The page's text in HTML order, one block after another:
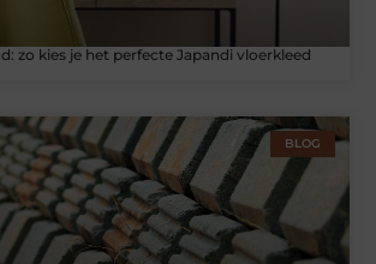
zo kies je het perfecte Japandi vloerkleed
BLOG